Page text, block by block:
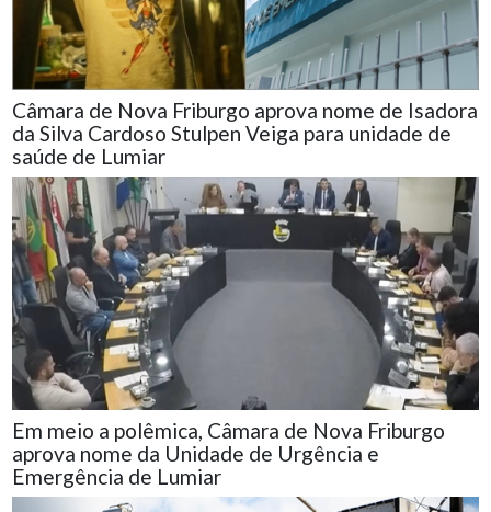
Câmara de Nova Friburgo aprova nome de Isadora
da Silva Cardoso Stulpen Veiga para unidade de
saúde de Lumiar
Em meio a polêmica, Câmara de Nova Friburgo
aprova nome da Unidade de Urgência e
Emergência de Lumiar